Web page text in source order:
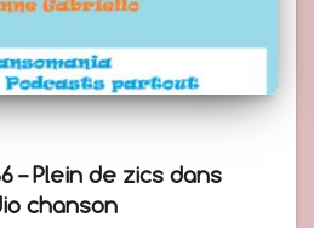
– Plein de zics dans
chanson